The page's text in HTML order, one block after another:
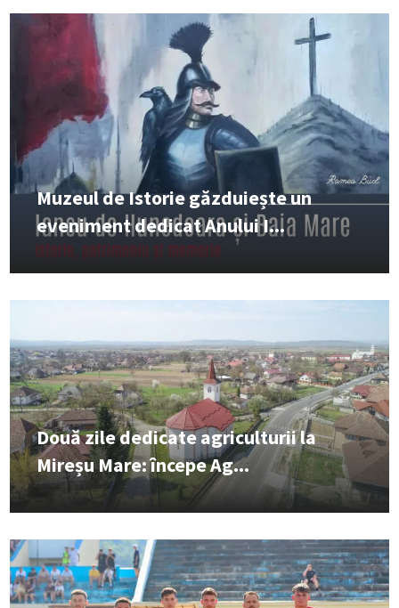
Muzeul de Istorie găzduiește un
eveniment dedicat Anului I...
Două zile dedicate agriculturii la
Mireșu Mare: începe Ag...